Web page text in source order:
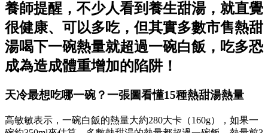
養師提醒，不少人看到養生甜湯，就直覺
很健康、可以多吃，但其實多數市售熱甜
湯喝下一碗熱量就超過一碗白飯，吃多恐
成為造成體重增加的陷阱！
天冷最想吃哪一碗？一張圖看懂15種熱甜湯熱量
高敏敏表示，一碗白飯的熱量大約280大卡（160g），如果一